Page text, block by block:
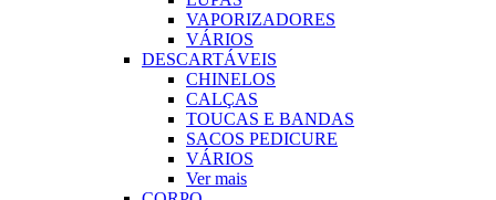
VAPORIZADORES
VÁRIOS
DESCARTÁVEIS
CHINELOS
CALÇAS
TOUCAS E BANDAS
SACOS PEDICURE
VÁRIOS
Ver mais